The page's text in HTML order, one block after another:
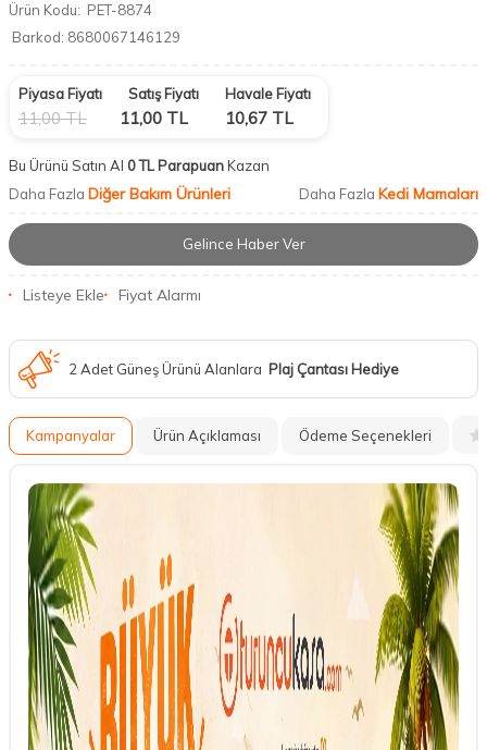
Ürün Kodu: PET-8874
Barkod: 8680067146129
Piyasa Fiyatı
11,00TL
Satış Fiyatı
11,00 TL
Havale Fiyatı
10,67 TL
Bu Ürünü Satın Al 0 TL ParapuanKazan
Daha Fazla Diğer Bakım Ürünleri Daha Fazla Kedi Mamaları
Gelince Haber Ver
Listeye Ekle Fiyat Alarmı
2 Adet Güneş Ürünü Alanlara Plaj Çantası Hediye
Kampanyalar Ürün Açıklaması Ödeme Seçenekleri